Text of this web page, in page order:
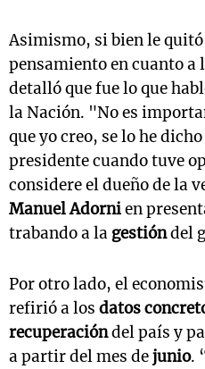
Asimismo, si bien le
pensamiento en cuanto a
detalló que fue lo que
la Nación. "No es
que yo creo, se lo he
presidente cuando tuve
considere el dueño de la
Manuel Adornien
trabando a la gestióndel
Por otro lado, el
refirió a los datos
recuperacióndel país y
a partir del mes dejunio.